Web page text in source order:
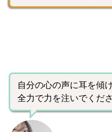
自分の心の声に耳を傾
全力で力を注いでくだ